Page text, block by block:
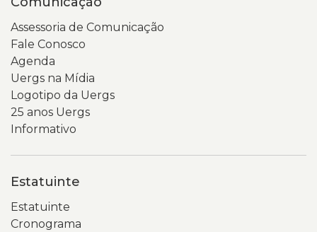
imagem
é
cinza-
claro
e
desfocado,
destacando
o
celular
e
as
como
indicadores,
pessoal,
PDI,
relatórios
e
demonstrativos.
No
da
página,
o
Assessoria de Comunicação
Fale Conosco
Agenda
Uergs na Mídia
Logotipo da Uergs
25 anos Uergs
Informativo
Estatuinte
Estatuinte
Cronograma